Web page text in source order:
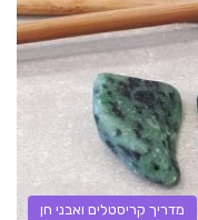
מדריך קריסטלים ואבני חן